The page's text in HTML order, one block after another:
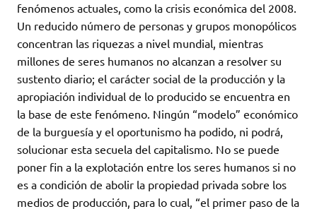
fenómenos actuales, como la crisis económica del 2008.
Un reducido número de personas y grupos monopólicos
concentran las riquezas a nivel mundial, mientras
millones de seres humanos no alcanzan a resolver su
sustento diario; el carácter social de la producción y la
apropiación individual de lo producido se encuentra en
la base de este fenómeno. Ningún “modelo” económico
de la burguesía y el oportunismo ha podido, ni podrá,
solucionar esta secuela del capitalismo. No se puede
poner fin a la explotación entre los seres humanos si no
es a condición de abolir la propiedad privada sobre los
medios de producción, para lo cual, “el primer paso de la